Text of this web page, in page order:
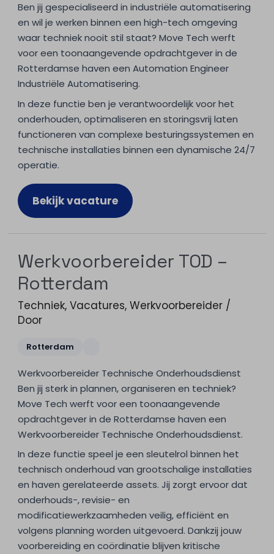
Ben jij gespecialiseerd in industriële automatisering
en wil je werken binnen een high-tech omgeving
waar techniek nooit stil staat? Move Tech werft
voor een toonaangevende opdrachtgever in de
Rotterdamse haven een Automation Engineer
Industriële Automatisering.
In deze functie ben je verantwoordelijk voor het
onderhouden, optimaliseren en storingsvrij laten
functioneren van complexe besturingssystemen en
technische installaties binnen een dynamische 24/7
operatie.
Bekijk vacature
Werkvoorbereider TOD –
Rotterdam
Techniek,Vacatures,Werkvoorbereider /
Door
Rotterdam
Werkvoorbereider Technische Onderhoudsdienst
Ben jij sterk in plannen, organiseren en techniek?
Move Tech werft voor een toonaangevende
opdrachtgever in de Rotterdamse haven een
Werkvoorbereider Technische Onderhoudsdienst.
In deze functie speel je een sleutelrol binnen het
technisch onderhoud van grootschalige installaties
en haven gerelateerde assets. Jij zorgt ervoor dat
onderhouds-, revisie- en
modificatiewerkzaamheden veilig, efficiënt en
volgens planning worden uitgevoerd. Dankzij jouw
voorbereiding en coördinatie blijven kritische